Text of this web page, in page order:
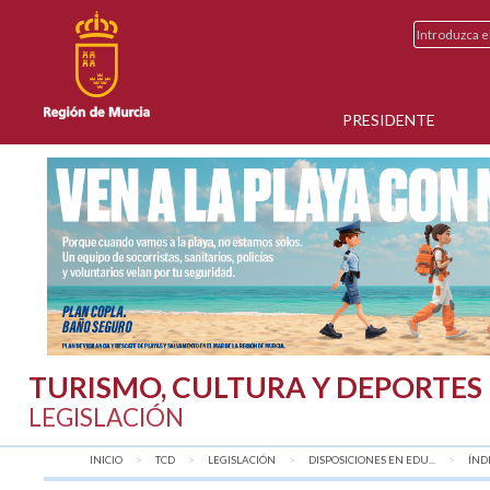
PRESIDENTE
TURISMO, CULTURA Y DEPORTES
LEGISLACIÓN
INICIO TCD LEGISLACIÓN DISPOSICIONES EN EDU...